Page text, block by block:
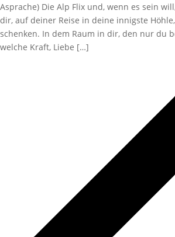
Asprache) Die Alp Flix und, wenn es sein
dir, auf deiner Reise in deine innigste
schenken. In dem Raum in dir, den nur du
welche Kraft, Liebe […]